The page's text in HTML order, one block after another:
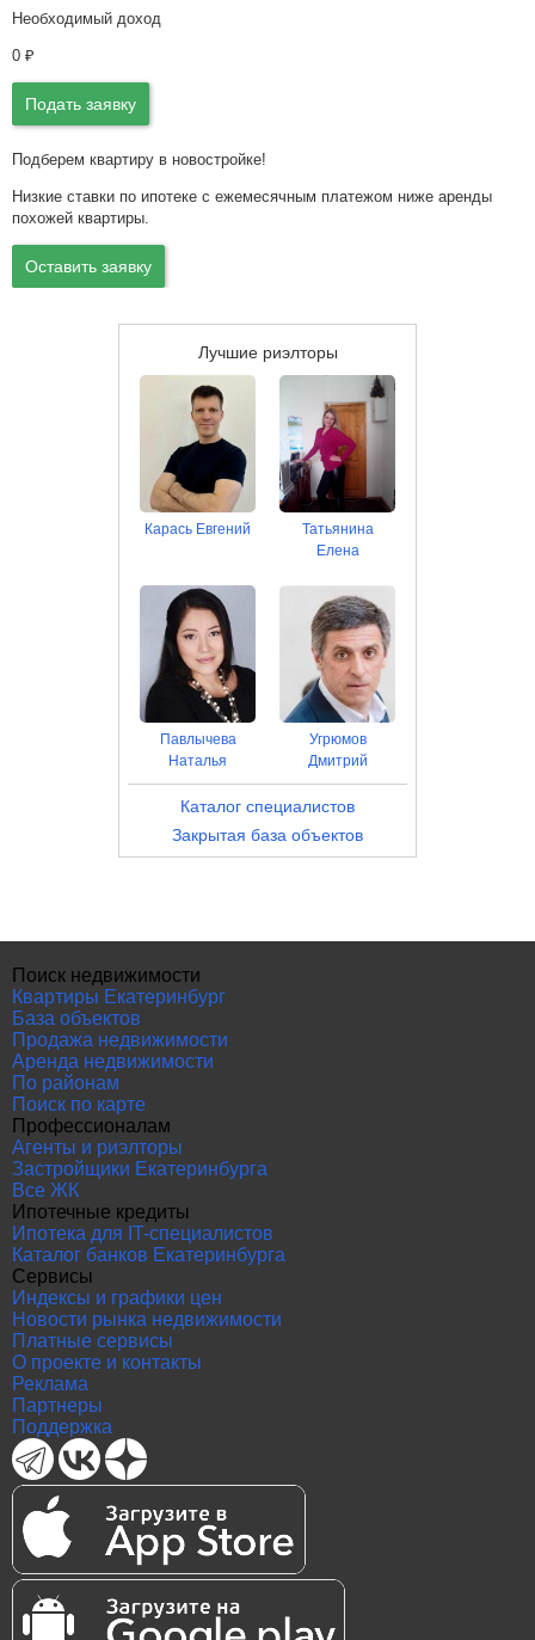
Необходимый доход
0 ₽
Подать заявку
Подберем квартиру в новостройке!
Низкие ставки по ипотеке с ежемесячным платежом ниже аренды
похожей квартиры.
Оставить заявку
Лучшие риэлторы
Карась Евгений
Татьянина
Елена
Павлычева
Наталья
Угрюмов
Дмитрий
Каталог специалистов
Закрытая база объектов
Поиск недвижимости
Квартиры Екатеринбург
База объектов
Продажа недвижимости
Аренда недвижимости
По районам
Поиск по карте
Профессионалам
Агенты и риэлторы
Застройщики Екатеринбурга
Все ЖК
Ипотечные кредиты
Ипотека для IT-специалистов
Каталог банков Екатеринбурга
Сервисы
Индексы и графики цен
Новости рынка недвижимости
Платные сервисы
О проекте и контакты
Реклама
Партнеры
Поддержка